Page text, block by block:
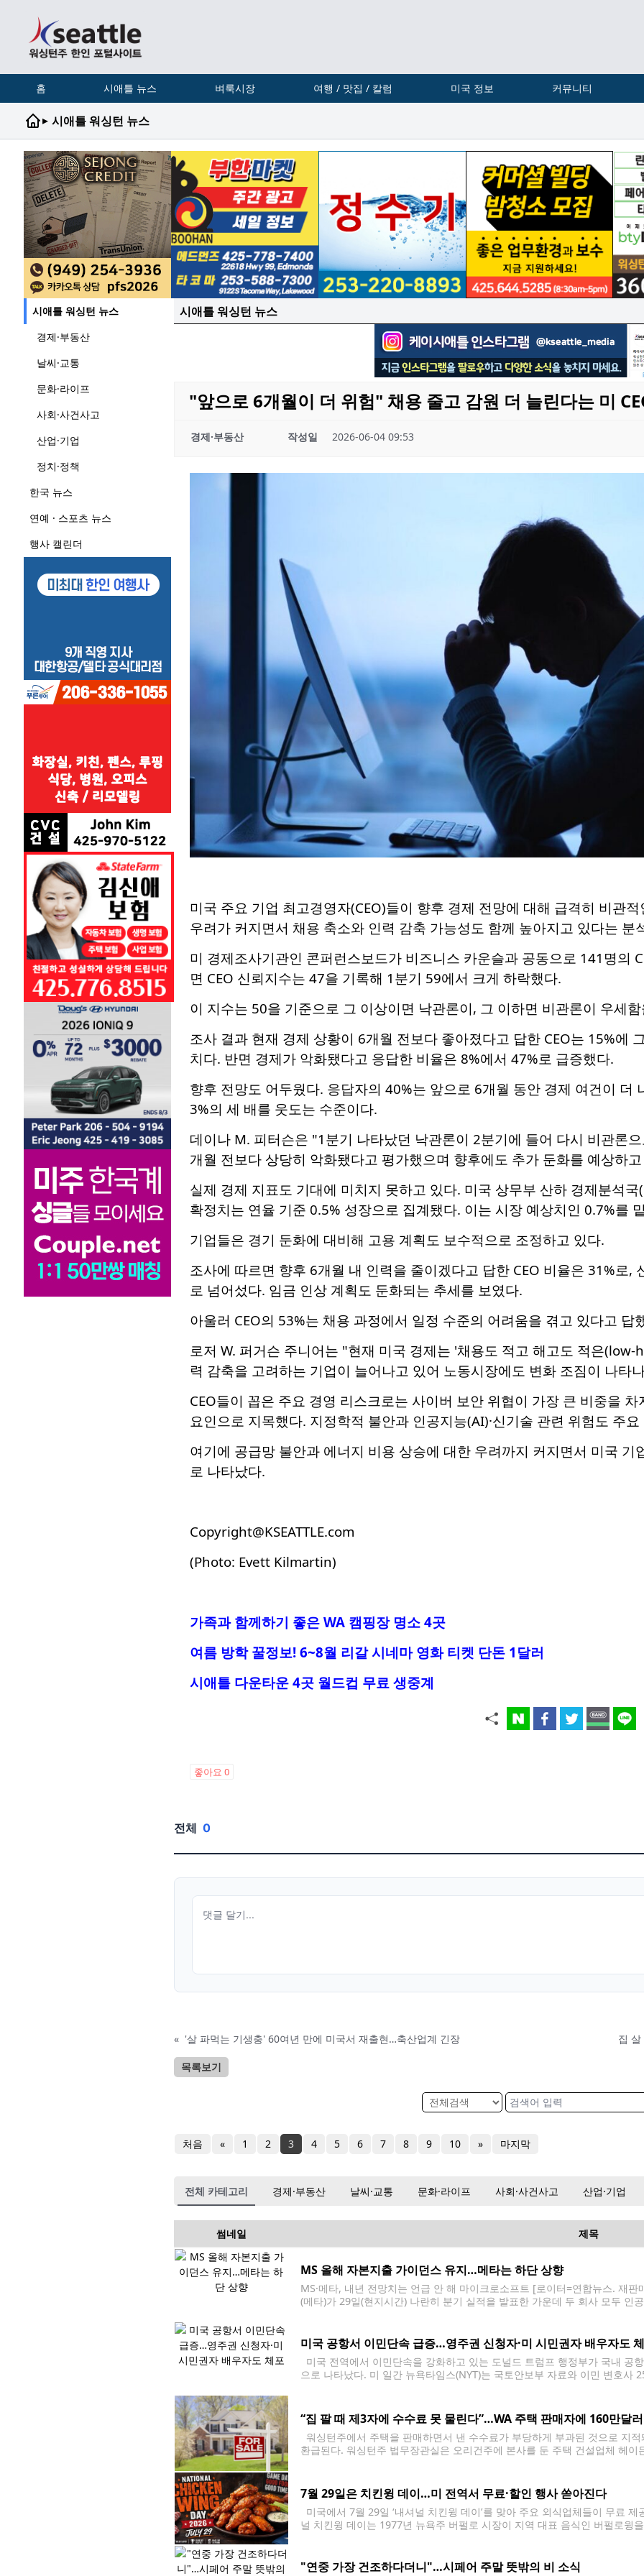
홈 시애틀 뉴스 벼룩시장 여행 / 맛집 / 칼럼 미국 정보 커뮤니티
▸ 시애틀 워싱턴 뉴스
시애틀 워싱턴 뉴스
경제·부동산
날씨·교통
문화·라이프
사회·사건사고
산업·기업
정치·정책
한국 뉴스
연예 · 스포츠 뉴스
행사 캘린더
시애틀 워싱턴 뉴스
"앞으로 6개월이 더 위험" 채용 줄고 감원 더 늘린다는 미
경제·부동산 작성일 2026-06-04 09:53
미국 주요 기업 최고경영자(CEO)들이 향후 경제 전망에 대해 급격히 비관
우려가 커지면서 채용 축소와 인력 감축 가능성도 함께 높아지고 있다는 분
미 경제조사기관인 콘퍼런스보드가 비즈니스 카운슬과 공동으로 141명의
면 CEO 신뢰지수는 47을 기록해 1분기 59에서 크게 하락했다.
이 지수는 50을 기준으로 그 이상이면 낙관론이, 그 이하면 비관론이 우세
조사 결과 현재 경제 상황이 6개월 전보다 좋아졌다고 답한 CEO는 15%에
치다. 반면 경제가 악화됐다고 응답한 비율은 8%에서 47%로 급증했다.
향후 전망도 어두웠다. 응답자의 40%는 앞으로 6개월 동안 경제 여건이 더
3%의 세 배를 웃도는 수준이다.
데이나 M. 피터슨은 "1분기 나타났던 낙관론이 2분기에 들어 다시 비관론
개월 전보다 상당히 악화됐다고 평가했으며 향후에도 추가 둔화를 예상하
실제 경제 지표도 기대에 미치지 못하고 있다. 미국 상무부 산하 경제분석
확정치는 연율 기준 0.5% 성장으로 집계됐다. 이는 시장 예상치인 0.7%를
기업들은 경기 둔화에 대비해 고용 계획도 보수적으로 조정하고 있다.
조사에 따르면 향후 6개월 내 인력을 줄이겠다고 답한 CEO 비율은 31%로,
로 넘어섰다. 임금 인상 계획도 둔화되는 추세를 보였다.
아울러 CEO의 53%는 채용 과정에서 일정 수준의 어려움을 겪고 있다고 답
로저 W. 퍼거슨 주니어는 "현재 미국 경제는 '채용도 적고 해고도 적은
력 감축을 고려하는 기업이 늘어나고 있어 노동시장에도 변화 조짐이 나타
CEO들이 꼽은 주요 경영 리스크로는 사이버 보안 위협이 가장 큰 비중을
요인으로 지목했다. 지정학적 불안과 인공지능(AI)·신기술 관련 위험도 주
여기에 공급망 불안과 에너지 비용 상승에 대한 우려까지 커지면서 미국
로 나타났다.
Copyright@KSEATTLE.com
(Photo: Evett Kilmartin)
가족과 함께하기 좋은 WA 캠핑장 명소 4곳
여름 방학 꿀정보! 6~8월 리갈 시네마 영화 티켓 단돈 1달러
시애틀 다운타운 4곳 월드컵 무료 생중계
좋아요 0
전체 0
« '살 파먹는 기생충' 60여년 만에 미국서 재출현…축산업계 긴장 집
목록보기
처음 « 1 2 3 4 5 6 7 8 9 10 » 마지막
전체 카테고리 경제·부동산 날씨·교통 문화·라이프 사회·사건사고 산업·기업
썸네일 제목
MS 올해 자본지출 가이던스 유지…메타는 하단 상향
MS·메타, 내년 전망치는 언급 안 해 마이크로소프트 [로이터=연합뉴스. 재
(메타)가 29일(현지시간) 나란히 분기 실적을 발표한 가운데 두 회사 모두 인
미국 공항서 이민단속 급증…영주권 신청자·미 시민권자 배우자도
미국 전역에서 이민단속을 강화하고 있는 도널드 트럼프 행정부가 국내 공
으로 나타났다. 미 일간 뉴욕타임스(NYT)는 국토안보부 자료와 이민 변호사
“집 팔 때 제3자에 수수료 못 물린다”…WA 주택 판매자에 160만달
워싱턴주에서 주택을 판매하면서 낸 수수료가 부당하게 부과된 것으로 지
환급된다. 워싱턴주 법무장관실은 오리건주에 본사를 둔 주택 건설업체 헤
7월 29일은 치킨윙 데이…미 전역서 무료·할인 행사 쏟아진다
미국에서 7월 29일 ‘내셔널 치킨윙 데이’를 맞아 주요 외식업체들이 무료
널 치킨윙 데이는 1977년 뉴욕주 버펄로 시장이 지역 대표 음식인 버펄로윙
"연중 가장 건조하다더니"…시페어 주말 뜻밖의 비 소식